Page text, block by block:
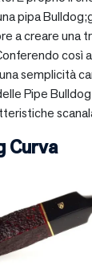
pipa
a creare una
così
semplicità
Pipe
Curva